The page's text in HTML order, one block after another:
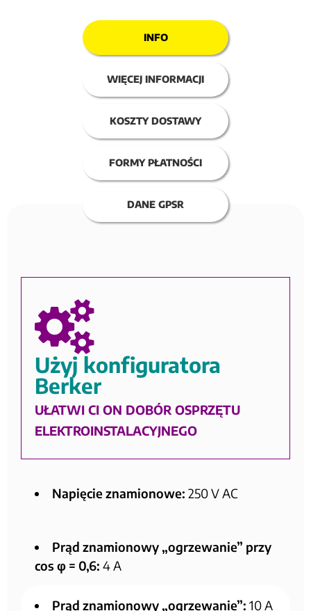
INFO
WIĘCEJ INFORMACJI
KOSZTY DOSTAWY
FORMY PŁATNOŚCI
DANE GPSR
Użyj konfiguratora
Berker
UŁATWI CI ON DOBÓR OSPRZĘTU
ELEKTROINSTALACYJNEGO
Napięcie znamionowe: 250 V AC
Prąd znamionowy „ogrzewanie” przy
cos φ = 0,6: 4 A
Prąd znamionowy „ogrzewanie”: 10 A